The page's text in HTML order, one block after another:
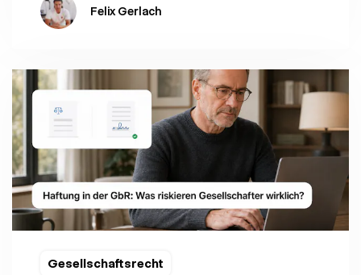
Felix Gerlach
Gesellschaftsrecht